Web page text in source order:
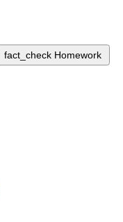
fact_check Homework